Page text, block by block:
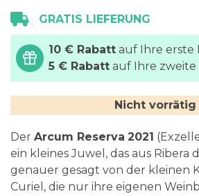
GRATIS LIEFERUNG
10 € Rabatt auf Ihre erste
5 € Rabatt auf Ihre
Nicht vorrätig
Der Arcum Reserva 2021
ein kleines Juwel, das aus Ribera
genauer gesagt von der kleinen
Curiel, die nur ihre eigenen